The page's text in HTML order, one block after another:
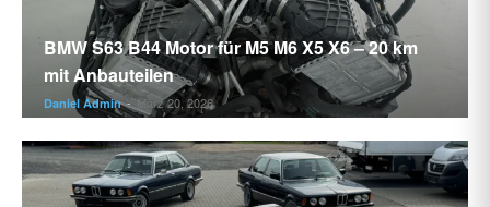
BMW S63 B44 Motor für M5 M6 X5 X6 – 20 km
mit Anbauteilen
Daniel Admin - März 20, 2026